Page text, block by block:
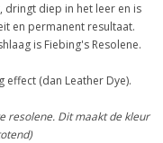
dringt diep in het leer en is
en permanent resultaat.
is Fiebing's Resolene.
effect (dan Leather Dye).
resolene. Dit maakt de kleur